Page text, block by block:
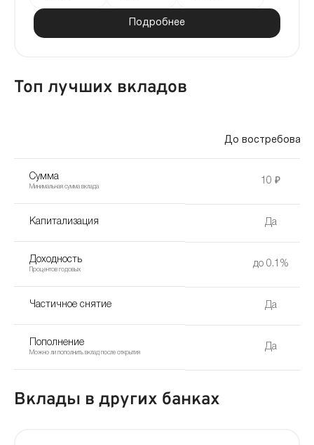
Подробнее
Топ лучших вкладов
До
Сумма
Минимальная сумма вклада
10 ₽
Капитализация Да
Доходность
Процентов годовых
до 0.1%
Частичное снятие Да
Пополнение
Можно ли пополнить вклад после открытия
Да
Вклады в других банках